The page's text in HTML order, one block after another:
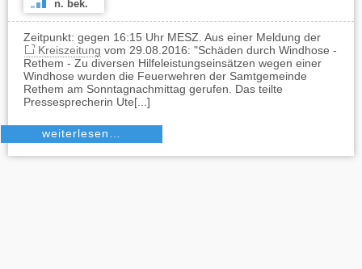
n. bek.
Zeitpunkt: gegen 16:15 Uhr MESZ. Aus einer Meldung der
Kreiszeitung vom 29.08.2016: "Schäden durch Windhose -
Rethem - Zu diversen Hilfeleistungseinsätzen wegen einer
Windhose wurden die Feuerwehren der Samtgemeinde
Rethem am Sonntagnachmittag gerufen. Das teilte
Pressesprecherin Ute[...]
weiterlesen…